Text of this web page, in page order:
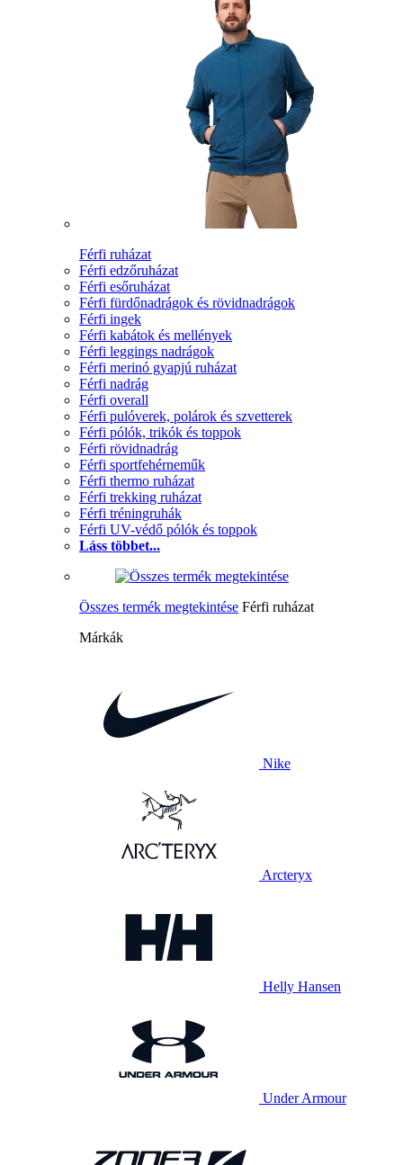
Férfi ruházat
Férfi edzőruházat
Férfi esőruházat
Férfi fürdőnadrágok és rövidnadrágok
Férfi ingek
Férfi kabátok és mellények
Férfi leggings nadrágok
Férfi merinó gyapjú ruházat
Férfi nadrág
Férfi overall
Férfi pulóverek, polárok és szvetterek
Férfi pólók, trikók és toppok
Férfi rövidnadrág
Férfi sportfehérneműk
Férfi thermo ruházat
Férfi trekking ruházat
Férfi tréningruhák
Férfi UV-védő pólók és toppok
Láss többet...
Összes termék megtekintése Férfi ruházat
Márkák
Nike
Arcteryx
Helly Hansen
Under Armour